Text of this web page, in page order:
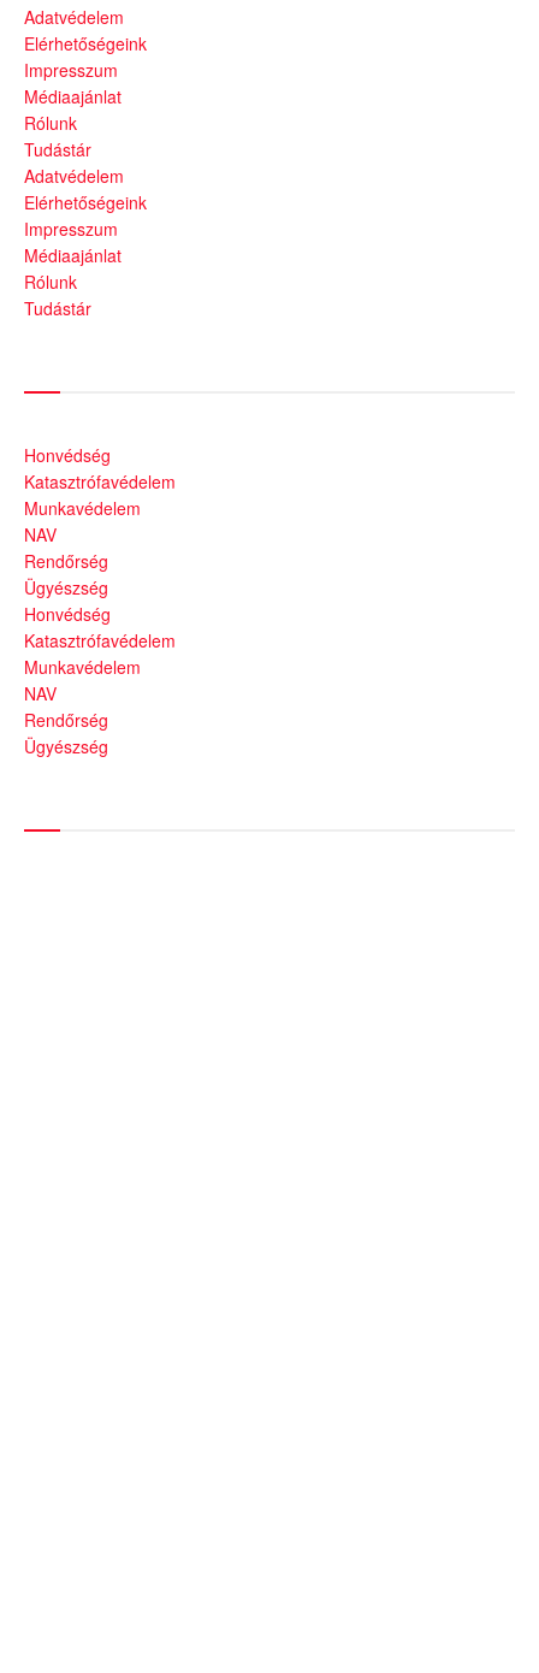
Adatvédelem
Elérhetőségeink
Impresszum
Médiaajánlat
Rólunk
Tudástár
Adatvédelem
Elérhetőségeink
Impresszum
Médiaajánlat
Rólunk
Tudástár
Honvédség
Katasztrófavédelem
Munkavédelem
NAV
Rendőrség
Ügyészség
Honvédség
Katasztrófavédelem
Munkavédelem
NAV
Rendőrség
Ügyészség